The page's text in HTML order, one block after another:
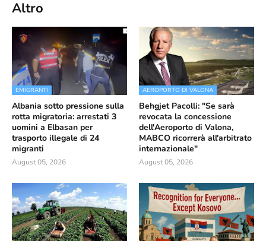
Altro
EMIGRANTI
Albania sotto pressione sulla
rotta migratoria: arrestati 3
uomini a Elbasan per
trasporto illegale di 24
migranti
August 05, 2026
AEROPORTO DI VALONA
Behgjet Pacolli: "Se sarà
revocata la concessione
dell'Aeroporto di Valona,
MABCO ricorrerà all'arbitrato
internazionale"
August 05, 2026